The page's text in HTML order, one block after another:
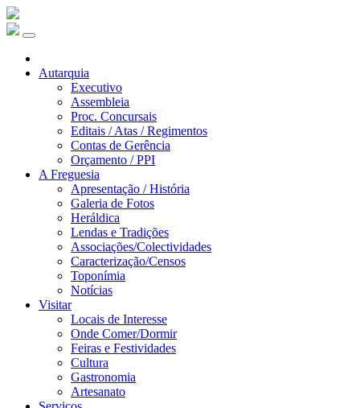
Autarquia
Executivo
Assembleia
Proc. Concursais
Editais / Atas / Regimentos
Contas de Gerência
Orçamento / PPI
A Freguesia
Apresentação / História
Galeria de Fotos
Heráldica
Lendas e Tradições
Associações/Colectividades
Caracterização/Censos
Toponímia
Notícias
Visitar
Locais de Interesse
Onde Comer/Dormir
Feiras e Festividades
Cultura
Gastronomia
Artesanato